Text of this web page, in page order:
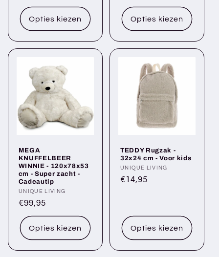
prijs
Opties kiezen Opties kiezen
MEGA
KNUFFELBEER
WINNIE - 120x78x53
cm - Super zacht -
Cadeautip
Verkoper:
UNIQUE LIVING
Normale
prijs
€99,95
Opties kiezen
TEDDY Rugzak -
32x24 cm - Voor kids
Verkoper:
UNIQUE LIVING
Normale
€14,95
Opties kiezen